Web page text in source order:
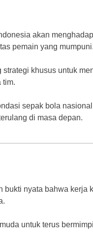
akan
pemain yang mumpuni.
khusus untuk
tim.
sepak bola
di masa depan.
bukti nyata bahwa kerja
untuk terus